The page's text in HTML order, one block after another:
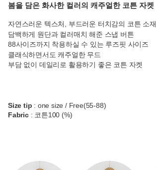
봄을 담은 화사한 컬러의 캐주얼한 코튼 자켓
자연스러운 텍스처, 부드러운 터치감의 코튼 소재
담백하게 원단과 컬러매치 해준 스냅 버튼
88사이즈까지 착용하실 수 있는 루즈핏 사이즈
클래식하면서도 캐주얼한 무드
부담 없이 데일리로 활용하기 좋은 코튼 자켓
Size tip : one size / Free(55-88)
Fabric: 코튼100 (%)